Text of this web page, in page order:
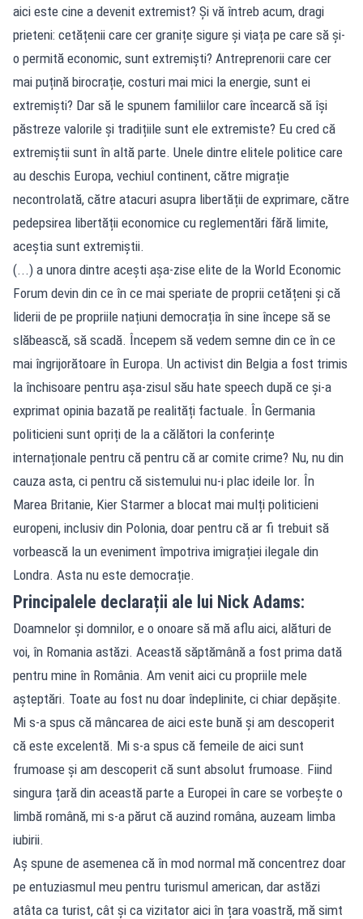
aici este cine a devenit extremist? Și vă întreb acum, dragi
prieteni: cetățenii care cer granițe sigure și viața pe care să și-
o permită economic, sunt extremiști? Antreprenorii care cer
mai puțină birocrație, costuri mai mici la energie, sunt ei
extremiști? Dar să le spunem familiilor care încearcă să își
păstreze valorile și tradițiile sunt ele extremiste? Eu cred că
extremiștii sunt în altă parte. Unele dintre elitele politice care
au deschis Europa, vechiul continent, către migrație
necontrolată, către atacuri asupra libertății de exprimare, către
pedepsirea libertății economice cu reglementări fără limite,
aceștia sunt extremiștii.
(...) a unora dintre acești așa-zise elite de la World Economic
Forum devin din ce în ce mai speriate de proprii cetățeni și că
liderii de pe propriile națiuni democrația în sine începe să se
slăbească, să scadă. Începem să vedem semne din ce în ce
mai îngrijorătoare în Europa. Un activist din Belgia a fost trimis
la închisoare pentru așa-zisul său hate speech după ce și-a
exprimat opinia bazată pe realități factuale. În Germania
politicieni sunt opriți de la a călători la conferințe
internaționale pentru că pentru că ar comite crime? Nu, nu din
cauza asta, ci pentru că sistemului nu-i plac ideile lor. În
Marea Britanie, Kier Starmer a blocat mai mulți politicieni
europeni, inclusiv din Polonia, doar pentru că ar fi trebuit să
vorbească la un eveniment împotriva imigrației ilegale din
Londra. Asta nu este democrație.
Principalele declarații ale lui Nick Adams:
Doamnelor și domnilor, e o onoare să mă aflu aici, alături de
voi, în Romania astăzi. Această săptămână a fost prima dată
pentru mine în România. Am venit aici cu propriile mele
așteptări. Toate au fost nu doar îndeplinite, ci chiar depășite.
Mi s-a spus că mâncarea de aici este bună și am descoperit
că este excelentă. Mi s-a spus că femeile de aici sunt
frumoase și am descoperit că sunt absolut frumoase. Fiind
singura țară din această parte a Europei în care se vorbește o
limbă română, mi s-a părut că auzind româna, auzeam limba
iubirii.
Aș spune de asemenea că în mod normal mă concentrez doar
pe entuziasmul meu pentru turismul american, dar astăzi
atâta ca turist, cât și ca vizitator aici în țara voastră, mă simt